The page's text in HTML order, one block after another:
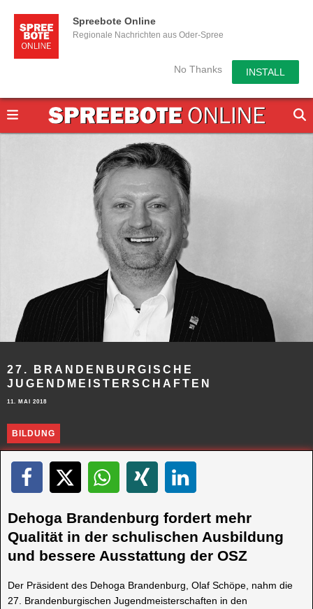
Spreebote Online
Regionale Nachrichten aus Oder-Spree
No Thanks INSTALL
27. BRANDENBURGISCHE
JUGENDMEISTERSCHAFTEN
11. MAI 2018
BILDUNG
Dehoga Brandenburg fordert mehr
Qualität in der schulischen Ausbildung
und bessere Ausstattung der OSZ
Der Präsident des Dehoga Brandenburg, Olaf Schöpe, nahm die
27. Brandenburgischen Jugendmeisterschaften in den